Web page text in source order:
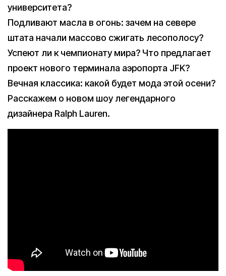
университета?
Подливают масла в огонь: зачем на севере
штата начали массово сжигать лесополосу?
Успеют ли к чемпионату мира? Что предлагает
проект нового терминала аэропорта JFK?
Вечная классика: какой будет мода этой осени?
Расскажем о новом шоу легендарного
дизайнера Ralph Lauren.